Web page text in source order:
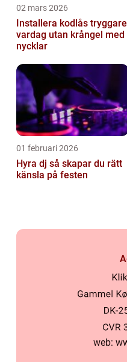
02 mars 2026
Installera kodlås tryggare
vardag utan krångel med
nycklar
01 februari 2026
Hyra dj så skapar du rätt
känsla på festen
web: